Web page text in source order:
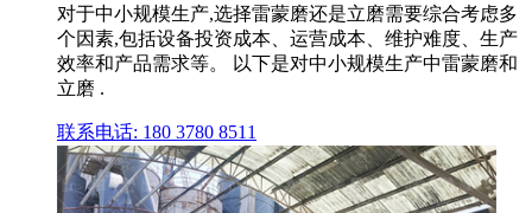
对于中小规模生产,选择雷蒙磨还是立磨需要综合考虑多
个因素,包括设备投资成本、运营成本、维护难度、生产
效率和产品需求等。 以下是对中小规模生产中雷蒙磨和
立磨 .
联系电话: 180 3780 8511